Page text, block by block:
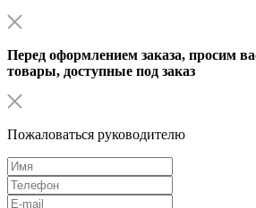
Перед оформлением заказа, просим
товары, доступные под заказ
Пожаловаться руководителю